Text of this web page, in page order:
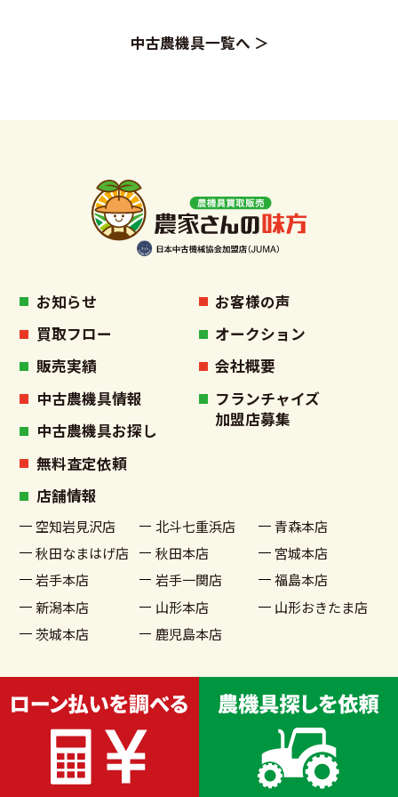
中古農機具一覧へ ＞
お知らせ
買取フロー
販売実績
中古農機具情報
中古農機具お探し
無料査定依頼
お客様の声
オークション
会社概要
フランチャイズ
加盟店募集
店舗情報
空知岩見沢店 北斗七重浜店
青森本店
秋田なまはげ店
秋田本店
宮城本店
岩手本店
岩手一関店
福島本店
新潟本店
山形本店
山形おきたま店
茨城本店
鹿児島本店
古物商許可番号 宮城県公安委員会許可 第221020002199号
© 2022 農機具買取販売 農家さんの味方